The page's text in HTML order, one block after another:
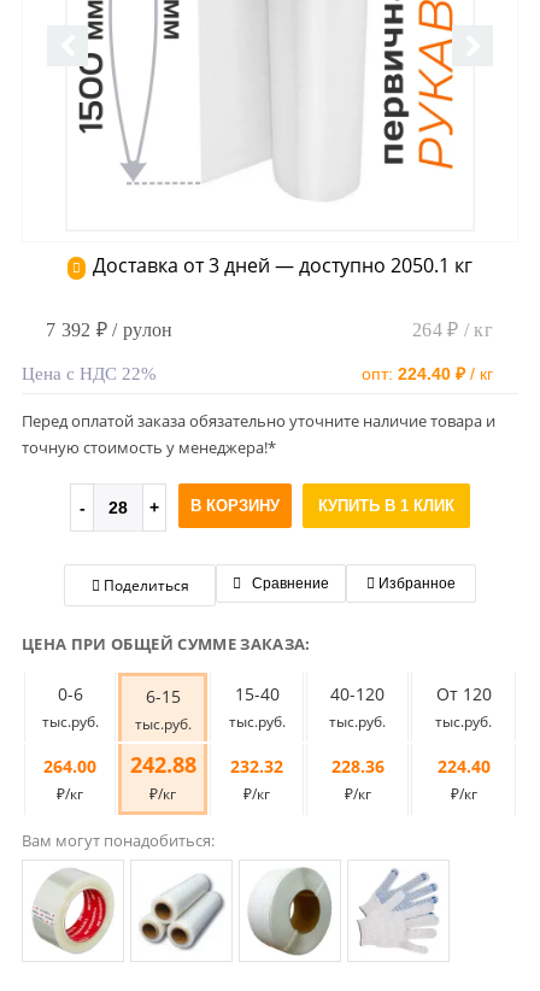
Доставка от 3 дней — доступно 2050.1 кг
7 392 ₽ / рулон 264 ₽ / кг
Цена с НДС 22% опт: 224.40 ₽/ кг
Перед оплатой заказа обязательно уточните наличие товара и
точную стоимость у менеджера!*
В КОРЗИНУ КУПИТЬ В 1 КЛИК
Поделиться Сравнение Избранное
ЦЕНА ПРИ ОБЩЕЙ СУММЕ ЗАКАЗА:
0-6
тыс.руб.
6-15
тыс.руб.
15-40
тыс.руб.
40-120
тыс.руб.
От 120
тыс.руб.
264.00
₽/кг
242.88
₽/кг
232.32
₽/кг
228.36
₽/кг
224.40
₽/кг
Вам могут понадобиться: